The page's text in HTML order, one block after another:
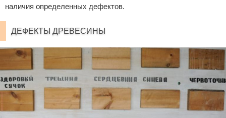
наличия определенных дефектов.
ДЕФЕКТЫ ДРЕВЕСИНЫ